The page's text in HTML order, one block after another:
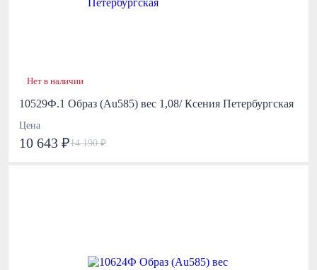
Нет в наличии
10529Ф.1 Образ (Au585) вес 1,08/ Ксения Петербургская
Цена
10 643 ₽14 190 ₽